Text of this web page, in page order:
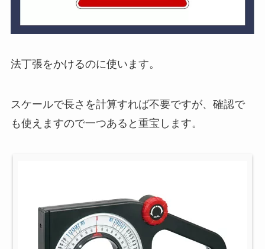
法丁張をかけるのに使います。
スケールで長さを計算すれば不要ですが、確認で
も使えますので一つあると重宝します。